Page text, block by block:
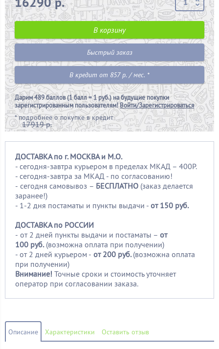
17919 р.
В корзину
Быстрый заказ
В кредит от 857 р. / мес. *
Дарим489 баллов (1 балл = 1 руб.)на будущие покупки
зарегистрированным пользователям!Войти/Зарегистрироваться
*подробнее о покупке в кредит
ДОСТАВКА по г. МОСКВА и М.О.
- сегодня-завтра курьером в пределах МКАД – 400Р.
- сегодня-завтра за МКАД - по согласованию!
- сегодня самовывоз – БЕСПЛАТНО (заказ делается
заранее!)
- 1-2 дня постаматы и пункты выдачи - от 150 руб.
ДОСТАВКА по РОССИИ
- от 2 дней пункты выдачи и постаматы – от
100 руб. (возможна оплата при получении)
- от 2 дней курьером - от 200 руб.(возможна оплата
при получении)
Внимание! Точные сроки и стоимость уточняет
оператор при согласовании заказа.
Описание Характеристики Оставить отзыв